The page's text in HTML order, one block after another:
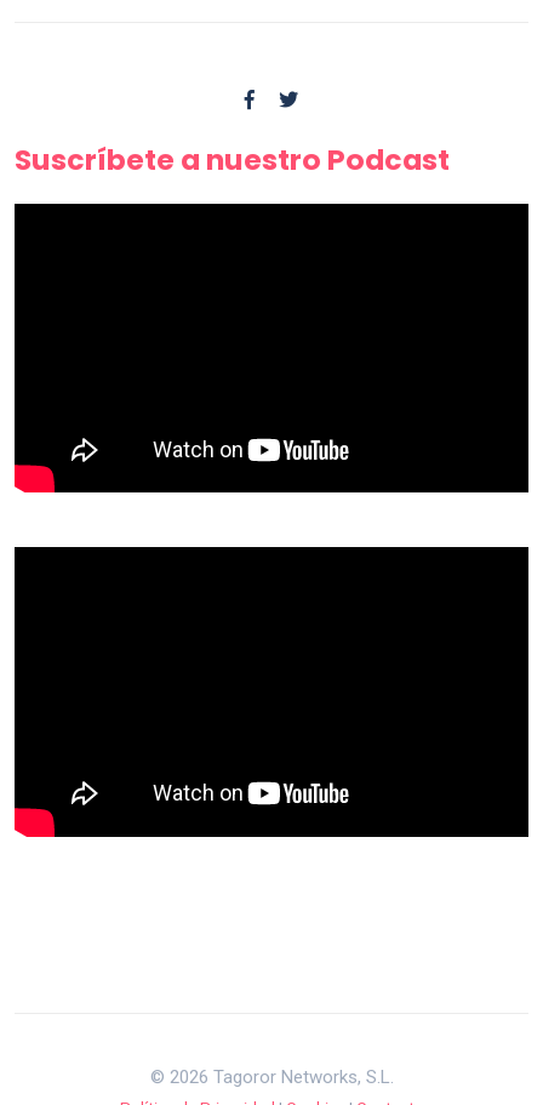
Suscríbete a nuestro Podcast
© 2026 Tagoror Networks, S.L.